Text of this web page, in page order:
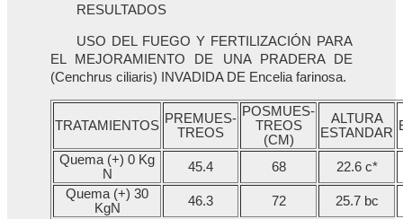
RESULTADOS
USO DEL FUEGO Y FERTILIZACIÓN PARA
EL MEJORAMIENTO DE UNA PRADERA DE
(Cenchrus ciliaris) INVADIDA DE Encelia farinosa.
TRATAMIENTOS PREMUES-
TREOS
POSMUES-
TREOS
(CM)
ALTURA
ESTANDAR
Quema (+) 0 Kg
N
45.4 68
22.6 c*
Quema (+) 30
KgN
46.3 72
25.7 bc